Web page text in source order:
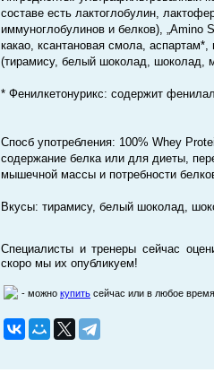
составе есть лактоглобулин,
иммуноглобулинов и белков), „Amino
какао, ксантановая смола,
(тирамису, белый шоколад, шоколад,
* Фенилкетонурикс: содержит
Спосб употребления: 100% Whey
содержание белка или для диеты,
мышечной массы и потребности
Вкусы: тирамису, белый шоколад,
Специалисты и тренеры сейчас
скоро мы их опубликуем!
- можно купить сейчас или в любое время